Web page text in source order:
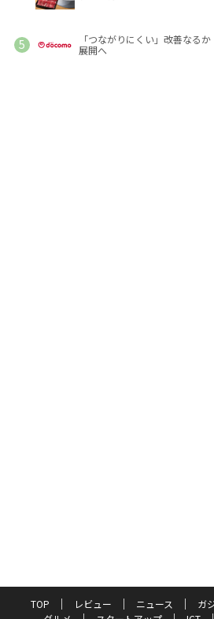
「つながりにくい」改善なる
展開へ
TOP レビュー ニュース ガ